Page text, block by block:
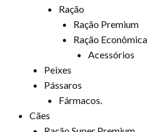
Ração
Ração Premium
Ração Econômica
Acessórios
Peixes
Pássaros
Fármacos.
Cães